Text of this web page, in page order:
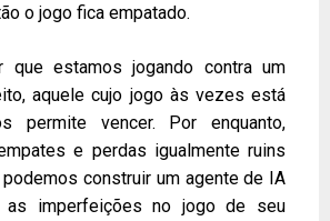
o jogo fica empatado.
que estamos jogando contra um
aquele cujo jogo às vezes está
permite vencer. Por enquanto,
e perdas igualmente ruins
podemos construir um agente de IA
as imperfeições no jogo de seu